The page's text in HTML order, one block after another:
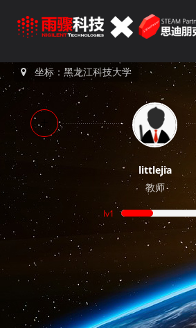
坐标：黑龙江科技大学
littlejia
教师
lv1